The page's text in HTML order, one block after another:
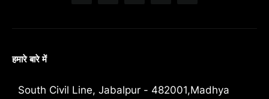
हमारे बारे में
South Civil Line, Jabalpur - 482001,Madhya